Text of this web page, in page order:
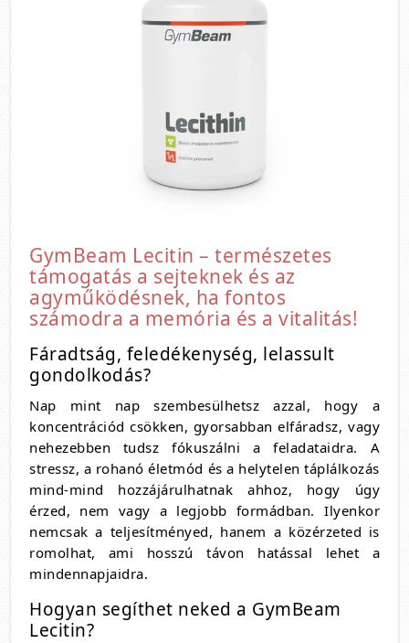
GymBeam Lecitin – természetes
támogatás a sejteknek és az
agyműködésnek, ha fontos
számodra a memória és a vitalitás!
Fáradtság, feledékenység, lelassult
gondolkodás?
Nap mint nap szembesülhetsz azzal, hogy a
koncentrációd csökken, gyorsabban elfáradsz, vagy
nehezebben tudsz fókuszálni a feladataidra. A
stressz, a rohanó életmód és a helytelen táplálkozás
mind-mind hozzájárulhatnak ahhoz, hogy úgy
érzed, nem vagy a legjobb formádban. Ilyenkor
nemcsak a teljesítményed, hanem a közérzeted is
romolhat, ami hosszú távon hatással lehet a
mindennapjaidra.
Hogyan segíthet neked a GymBeam
Lecitin?